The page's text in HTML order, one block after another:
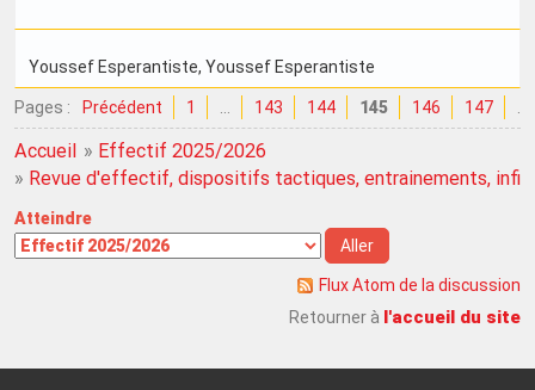
Youssef Esperantiste, Youssef Esperantiste
Pages : Précédent 1 … 143 144 145 146 147 …
Accueil » Effectif 2025/2026
» Revue d'effectif, dispositifs tactiques, entrainements,
Atteindre
Flux Atom de la discussion
Retourner à l'accueil du site